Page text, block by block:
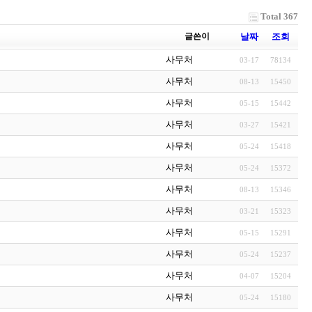
Total 367
글쓴이 날짜 조회
사무처 03-17 78134
사무처 08-13 15450
사무처 05-15 15442
사무처 03-27 15421
사무처 05-24 15418
사무처 05-24 15372
사무처 08-13 15346
사무처 03-21 15323
사무처 05-15 15291
사무처 05-24 15237
사무처 04-07 15204
사무처 05-24 15180